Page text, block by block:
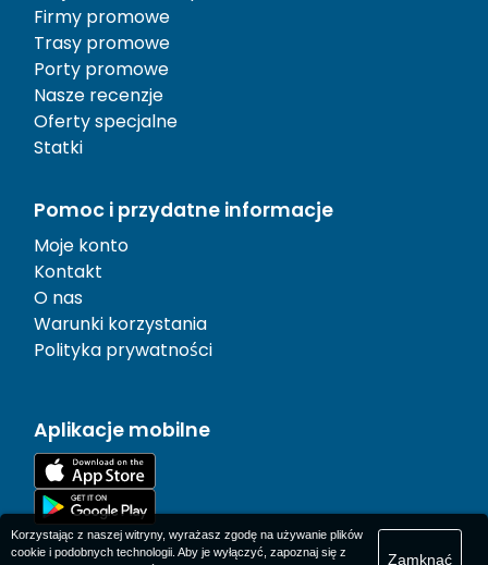
Firmy promowe
Trasy promowe
Porty promowe
Nasze recenzje
Oferty specjalne
Statki
Pomoc i przydatne informacje
Moje konto
Kontakt
O nas
Warunki korzystania
Polityka prywatności
Aplikacje mobilne
Korzystając z naszej witryny, wyrażasz zgodę na używanie plików
cookie i podobnych technologii. Aby je wyłączyć, zapoznaj się z
Zamknąć